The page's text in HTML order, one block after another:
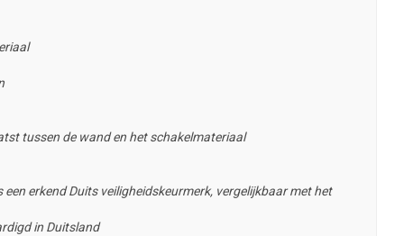
tussen de wand en het schakelmateriaal
een erkend Duits veiligheidskeurmerk, vergelijkbaar met het
in Duitsland